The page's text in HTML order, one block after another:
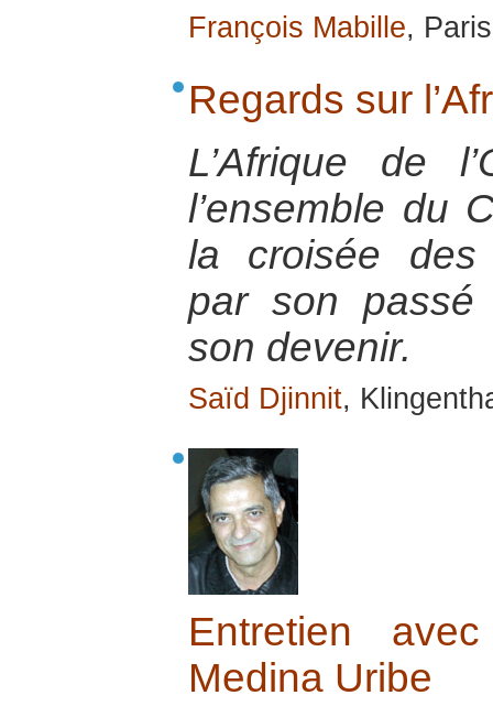
François Mabille,
Regards sur
L’Afrique de
l’ensemble du
la croisée des
par son passé
son devenir.
Saïd Djinnit,
Entretien
Medina Uribe